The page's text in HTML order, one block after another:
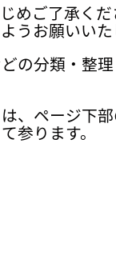
めご了承く
お願いいた
の分類・整
、ページ下
参ります。